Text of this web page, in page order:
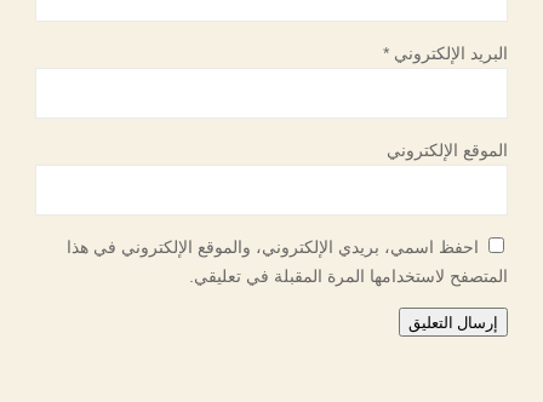
البريد الإلكتروني*
الموقع الإلكتروني
احفظ اسمي، بريدي الإلكتروني، والموقع الإلكتروني في هذا
المتصفح لاستخدامها المرة المقبلة في تعليقي.
إرسال التعليق